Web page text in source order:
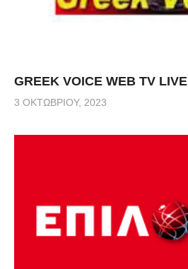
GREEK VOICE WEB TV LIVE
3 ΟΚΤΩΒΡΊΟΥ, 2023